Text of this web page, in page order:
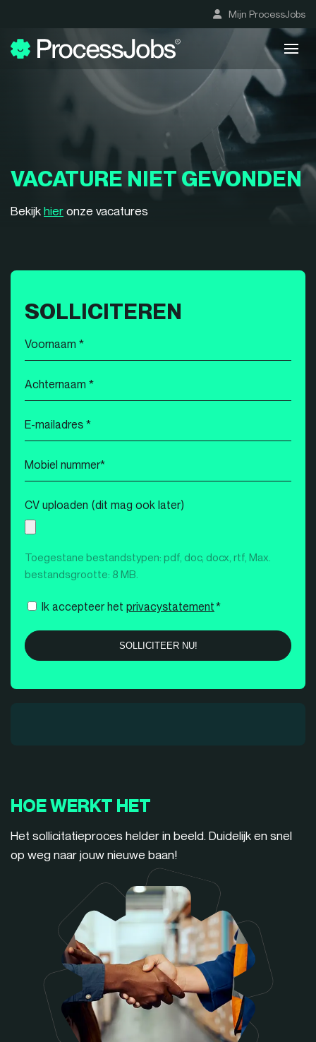
Mijn ProcessJobs
VACATURE NIET GEVONDEN
Bekijk hier onze vacatures
SOLLICITEREN
Voornaam
*
Achternaam
*
E-
mailadres
*
Mobiel
nummer
*
CV uploaden (dit mag ook later)
Toegestane bestandstypen: pdf, doc, docx, rtf, Max.
bestandsgrootte: 8 MB.
Instemming
Ik accepteer het privacystatement*
HOE WERKT HET
Het sollicitatieproces helder in beeld. Duidelijk en snel
op weg naar jouw nieuwe baan!